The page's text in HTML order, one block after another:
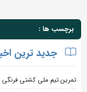
برچسب ها :
جدید ترین
تمرین تیم ملی کشتی